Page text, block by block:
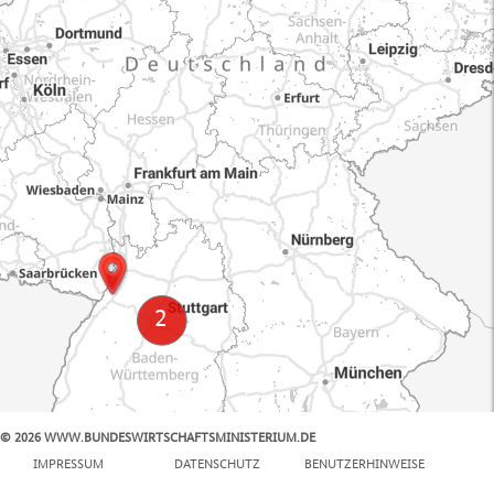
© 2026 WWW.BUNDESWIRTSCHAFTSMINISTERIUM.DE
IMPRESSUM
DATENSCHUTZ BENUTZERHINWEISE